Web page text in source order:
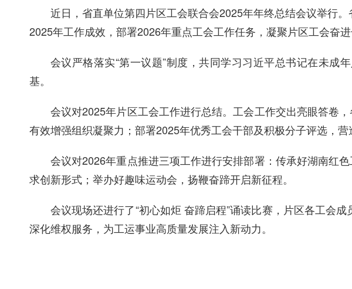
近日，省直单位第四片区工会联合会2025年年终总结会议举行
2025年工作成效，部署2026年重点工会工作任务，凝聚片区工会奋进
会议严格落实“第一议题”制度，共同学习习近平总书记在未成
基。
会议对2025年片区工会工作进行总结。工会工作交出亮眼答卷
有效增强组织凝聚力；部署2025年优秀工会干部及积极分子评选，营
会议对2026年重点推进三项工作进行安排部署：传承好湖南红
求创新形式；举办好趣味运动会，扬鞭奋蹄开启新征程。
会议现场还进行了“初心如炬 奋蹄启程”诵读比赛，片区各工会
深化维权服务，为工运事业高质量发展注入新动力。